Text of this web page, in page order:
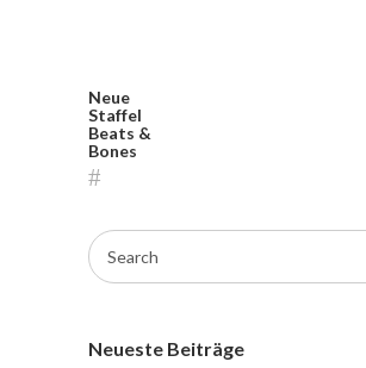
Neue
Staffel
Beats &
Bones
Search
for:
Neueste Beiträge